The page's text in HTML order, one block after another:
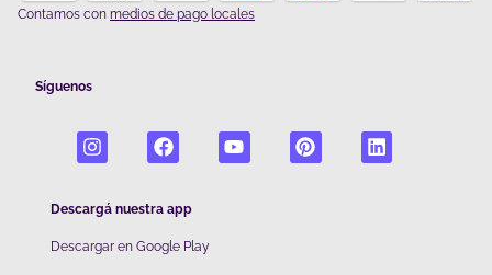
Contamos con medios de pago locales
Síguenos
Descargá nuestra app
Descargar en Google Play